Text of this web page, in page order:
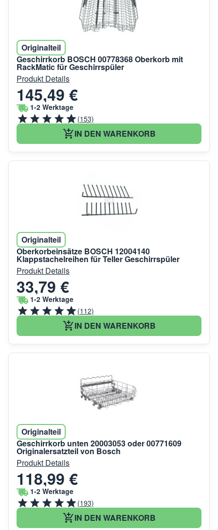
Originalteil
Geschirrkorb BOSCH 00778368 Oberkorb mit
RackMatic für Geschirrspüler
Produkt Details
145,49 €
1-2 Werktage
(153)
IN DEN WARENKORB
Originalteil
Oberkorbeinsätze BOSCH 12004140
Klappstachelreihen für Teller Geschirrspüler
Produkt Details
33,79 €
1-2 Werktage
(112)
IN DEN WARENKORB
Originalteil
Geschirrkorb unten 20003053 oder 00771609
Originalersatzteil von Bosch
Produkt Details
118,99 €
1-2 Werktage
(193)
IN DEN WARENKORB